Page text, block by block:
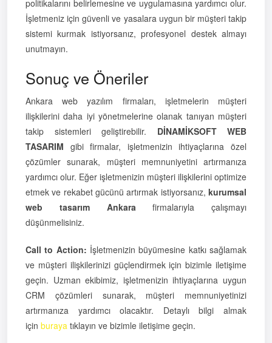
politikalarını belirlemesine ve uygulamasına yardımcı olur.
İşletmeniz için güvenli ve yasalara uygun bir müşteri takip
sistemi kurmak istiyorsanız, profesyonel destek almayı
unutmayın.
Sonuç ve Öneriler
Ankara web yazılım firmaları, işletmelerin müşteri
ilişkilerini daha iyi yönetmelerine olanak tanıyan müşteri
takip sistemleri geliştirebilir. DİNAMİKSOFT WEB
TASARIM gibi firmalar, işletmenizin ihtiyaçlarına özel
çözümler sunarak, müşteri memnuniyetini artırmanıza
yardımcı olur. Eğer işletmenizin müşteri ilişkilerini optimize
etmek ve rekabet gücünü artırmak istiyorsanız, kurumsal
web tasarım Ankara firmalarıyla çalışmayı
düşünmelisiniz.
Call to Action: İşletmenizin büyümesine katkı sağlamak
ve müşteri ilişkilerinizi güçlendirmek için bizimle iletişime
geçin. Uzman ekibimiz, işletmenizin ihtiyaçlarına uygun
CRM çözümleri sunarak, müşteri memnuniyetinizi
artırmanıza yardımcı olacaktır. Detaylı bilgi almak
için buraya tıklayın ve bizimle iletişime geçin.